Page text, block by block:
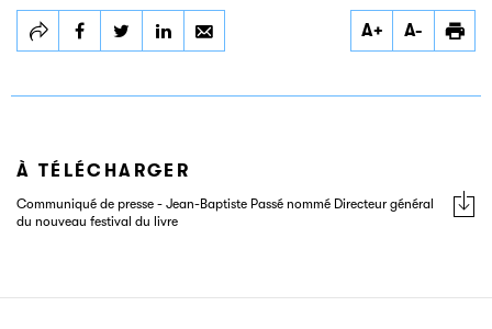
Partager
Jean-Baptiste
du nouveau
Partager
Jean-Baptiste
du nouveau
Partager
Jean-Baptiste
du nouveau
A+ A-
À TÉLÉCHARGER
Communiqué de presse - Jean-Baptiste Passé nommé Directeur général
du nouveau festival du livre